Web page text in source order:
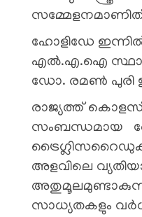
ഹോളിഡേ
എല്‍.എ.ഐ
ഡോ. രമൺ പുരി
രാജ്യത്ത്
സംബന്ധമായ
അളവിലെ
സാധ്യതകളും